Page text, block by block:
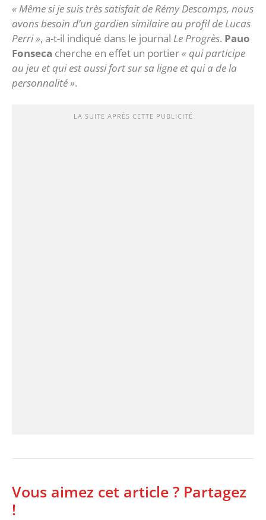
« Même si je suis très satisfait de Rémy Descamps, nous
avons besoin d’un gardien similaire au profil de Lucas
Perri », a-t-il indiqué dans le journal Le Progrès. Pauo
Fonseca cherche en effet un portier« qui participe
au jeu et qui est aussi fort sur sa ligne et qui a de la
personnalité ».
LA SUITE APRÈS CETTE PUBLICITÉ
Vous aimez cet article ? Partagez
!